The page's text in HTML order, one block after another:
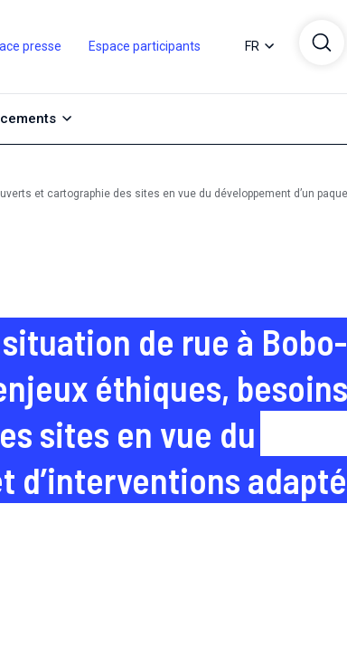
presse Espace participants FR
et cartographie des sites en vue du développement d’un
de rue à Bobo-
éthiques,
sites en vue du
d’interventions